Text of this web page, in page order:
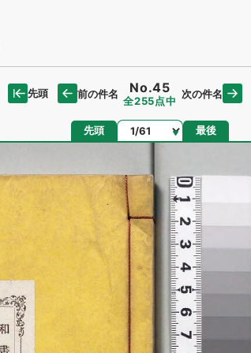
先頭 前の件名 No.45
全255点中
次の件名
先頭 ページ 最後